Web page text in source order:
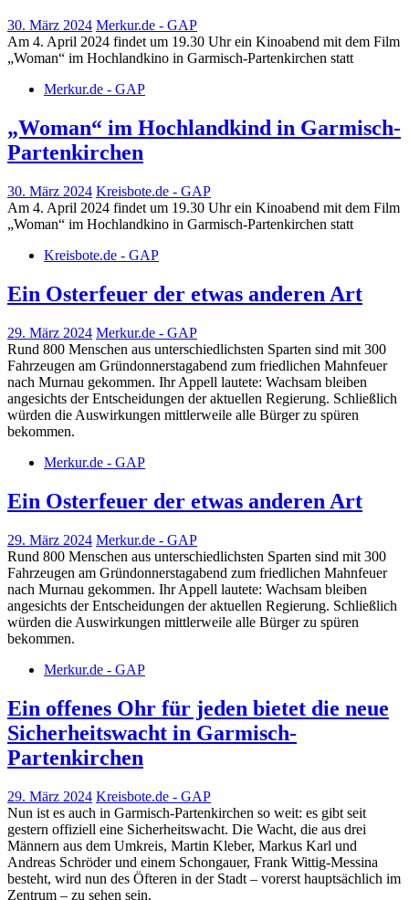
30. März 2024 Merkur.de - GAP
Am 4. April 2024 findet um 19.30 Uhr ein Kinoabend mit dem Film
„Woman“ im Hochlandkino in Garmisch-Partenkirchen statt
Merkur.de - GAP
„Woman“ im Hochlandkind in Garmisch-
Partenkirchen
30. März 2024 Kreisbote.de - GAP
Am 4. April 2024 findet um 19.30 Uhr ein Kinoabend mit dem Film
„Woman“ im Hochlandkino in Garmisch-Partenkirchen statt
Kreisbote.de - GAP
Ein Osterfeuer der etwas anderen Art
29. März 2024 Merkur.de - GAP
Rund 800 Menschen aus unterschiedlichsten Sparten sind mit 300
Fahrzeugen am Gründonnerstagabend zum friedlichen Mahnfeuer
nach Murnau gekommen. Ihr Appell lautete: Wachsam bleiben
angesichts der Entscheidungen der aktuellen Regierung. Schließlich
würden die Auswirkungen mittlerweile alle Bürger zu spüren
bekommen.
Merkur.de - GAP
Ein Osterfeuer der etwas anderen Art
29. März 2024 Merkur.de - GAP
Rund 800 Menschen aus unterschiedlichsten Sparten sind mit 300
Fahrzeugen am Gründonnerstagabend zum friedlichen Mahnfeuer
nach Murnau gekommen. Ihr Appell lautete: Wachsam bleiben
angesichts der Entscheidungen der aktuellen Regierung. Schließlich
würden die Auswirkungen mittlerweile alle Bürger zu spüren
bekommen.
Merkur.de - GAP
Ein offenes Ohr für jeden bietet die neue
Sicherheitswacht in Garmisch-
Partenkirchen
29. März 2024 Kreisbote.de - GAP
Nun ist es auch in Garmisch-Partenkirchen so weit: es gibt seit
gestern offiziell eine Sicherheitswacht. Die Wacht, die aus drei
Männern aus dem Umkreis, Martin Kleber, Markus Karl und
Andreas Schröder und einem Schongauer, Frank Wittig-Messina
besteht, wird nun des Öfteren in der Stadt – vorerst hauptsächlich im
Zentrum – zu sehen sein.